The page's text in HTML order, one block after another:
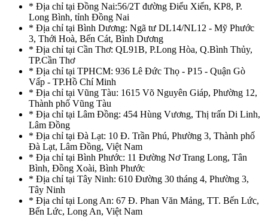
* Địa chỉ tại Đồng Nai:56/2T đường Điểu Xiển, KP8, P.
Long Bình, tỉnh Đồng Nai
* Địa chỉ tại Bình Dương: Ngã tư DL14/NL12 - Mỹ Phước
3, Thới Hoà, Bến Cát, Bình Dương
* Địa chỉ tại Cần Thơ: QL91B, P.Long Hòa, Q.Bình Thủy,
TP.Cần Thơ
* Địa chỉ tại TPHCM: 936 Lê Đức Thọ - P15 - Quận Gò
Vấp - TP.Hồ Chí Minh
* Địa chỉ tại Vũng Tàu: 1615 Võ Nguyên Giáp, Phường 12,
Thành phố Vũng Tàu
* Địa chỉ tại Lâm Đồng: 454 Hùng Vương, Thị trấn Di Linh,
Lâm Đồng
* Địa chỉ tại Đà Lạt: 10 Đ. Trần Phú, Phường 3, Thành phố
Đà Lạt, Lâm Đồng, Việt Nam
* Địa chỉ tại Bình Phước: 11 Đường Nơ Trang Long, Tân
Bình, Đồng Xoài, Bình Phước
* Địa chỉ tại Tây Ninh: 610 Đường 30 tháng 4, Phường 3,
Tây Ninh
* Địa chỉ tại Long An: 67 Đ. Phan Văn Mảng, TT. Bến Lức,
Bến Lức, Long An, Việt Nam